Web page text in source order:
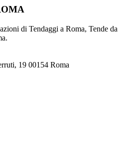
di Tendaggi a Roma, Tende da
19 00154 Roma